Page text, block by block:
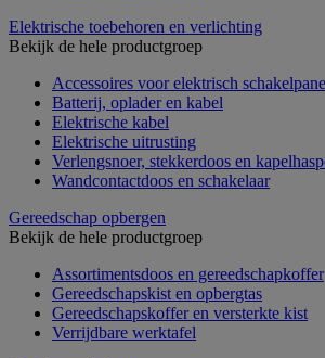
Elektrische toebehoren en verlichting
Bekijk de hele productgroep
Accessoires voor elektrisch
Batterij, oplader en kabel
Elektrische kabel
Elektrische uitrusting
Verlengsnoer, stekkerdoos en
Wandcontactdoos en schakelaar
Gereedschap opbergen
Bekijk de hele productgroep
Assortimentsdoos en gereedschapkoffer
Gereedschapskist en opbergtas
Gereedschapskoffer en versterkte kist
Verrijdbare werktafel